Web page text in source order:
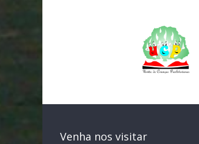
Venha nos visitar